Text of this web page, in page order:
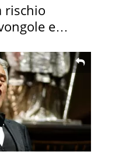
rischio
e